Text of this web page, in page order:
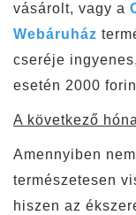
vásárolt, vagy a
Webáruház
cseréje
esetén 2000
A következő
Amennyiben
természetesen
hiszen az